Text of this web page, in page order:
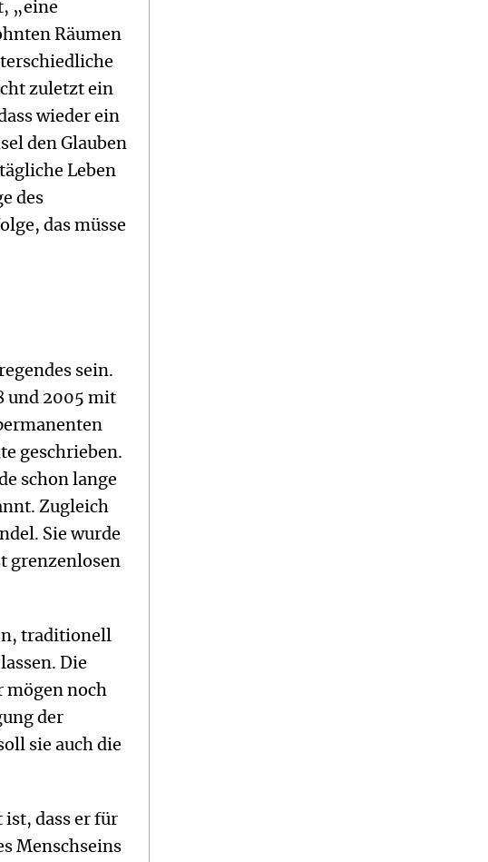
„eine
Räumen
zuletzt ein
wieder ein
den Glauben
Leben
des
das müsse
sein.
und 2005 mit
geschrieben.
schon lange
Zugleich
Sie wurde
grenzenlosen
traditionell
Die
mögen noch
der
sie auch die
ist, dass er für
Menschseins